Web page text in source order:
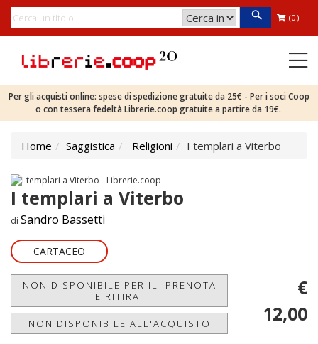
(0)
Per gli acquisti online: spese di spedizione gratuite da 25€ - Per i soci Coop
o con tessera fedeltà Librerie.coop gratuite a partire da 19€.
Home Saggistica Religioni I templari a Viterbo
I templari a Viterbo
di Sandro Bassetti
CARTACEO
NON DISPONIBILE PER IL 'PRENOTA
E RITIRA'
NON DISPONIBILE ALL'ACQUISTO
€
12,00